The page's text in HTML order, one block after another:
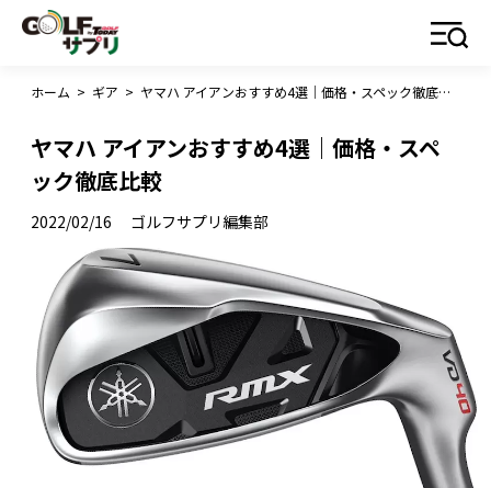
ホーム > ギア > ヤマハ アイアンおすすめ4選｜価格・スペック徹底比較
ヤマハ アイアンおすすめ4選｜価格・スペ
ック徹底比較
2022/02/16 ゴルフサプリ編集部